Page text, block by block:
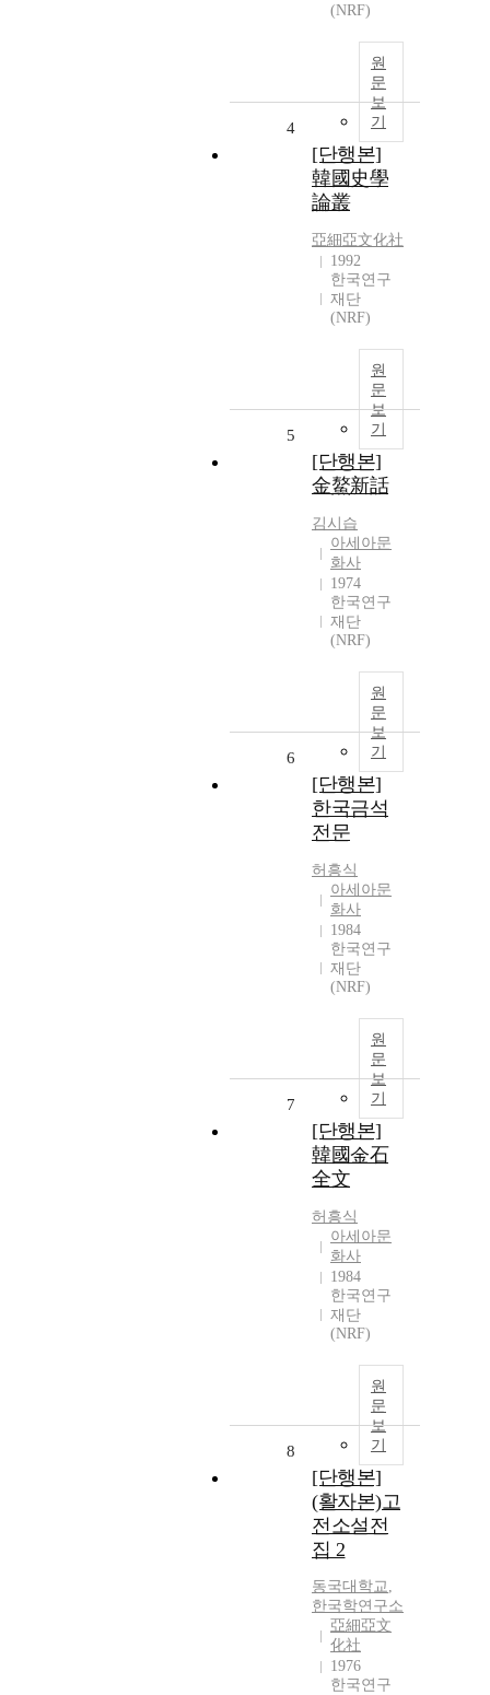
(NRF)
원
문
보
기
4
[단행본]
韓國史學
論叢
亞細亞文化社
1992
한국연구
재단
(NRF)
원
문
보
기
5
[단행본]
金鰲新話
김시습
아세아문
화사
1974
한국연구
재단
(NRF)
원
문
보
기
6
[단행본]
한국금석
전문
허흥식
아세아문
화사
1984
한국연구
재단
(NRF)
원
문
보
기
7
[단행본]
韓國金石
全文
허흥식
아세아문
화사
1984
한국연구
재단
(NRF)
원
문
보
기
8
[단행본]
(활자본)고
전소설전
집 2
동국대학교,
한국학연구소
亞細亞文
化社
1976
한국연구